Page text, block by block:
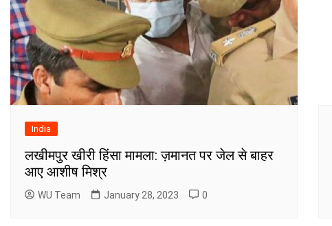
India
लखीमपुर खीरी हिंसा मामला: ज़मानत पर जेल से बाहर
आए आशीष मिश्र
WU Team January 28, 2023 0